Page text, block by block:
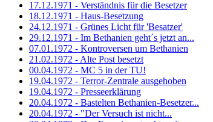
17.12.1971 - Verständnis für die Besetzer
18.12.1971 - Haus-Besetzung
24.12.1971 - Grünes Licht für 'Besatzer'
29.12.1971 - Im Bethanien geht´s jetzt an...
07.01.1972 - Kontroversen um Bethanien
21.02.1972 - Alte Post besetzt
00.04.1972 - MC 5 in der TU!
19.04.1972 - Terror-Zentrale ausgehoben
19.04.1972 - Presseerklärung
20.04.1972 - Bastelten Bethanien-Besetzer...
20.04.1972 - "Der Versuch ist nicht...